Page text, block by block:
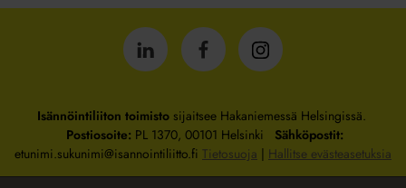
IsännöintiliittoIsännöintiliittoIsännöintiliitto
Isännöintiliiton toimistosijaitsee Hakaniemessä Helsingissä.
Postiosoite: PL 1370, 00101 Helsinki Sähköpostit:
etunimi.sukunimi@isannointiliitto.fi Tietosuoja | Hallitse evästeasetuksia